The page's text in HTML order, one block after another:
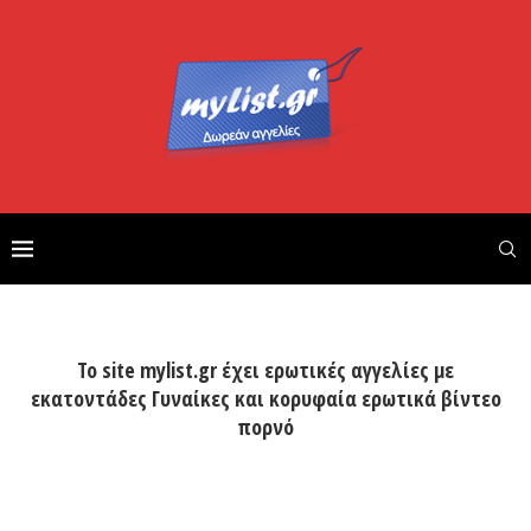
Το site mylist.gr έχει ερωτικές αγγελίες με
εκατοντάδες Γυναίκες και κορυφαία ερωτικά βίντεο
πορνό